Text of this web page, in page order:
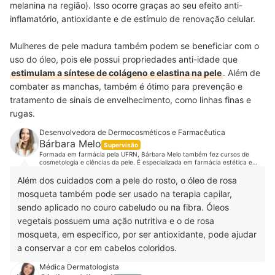
melanina na região). Isso ocorre graças ao seu efeito anti-
inflamatório, antioxidante e de estímulo de renovação celular.
Mulheres de pele madura também podem se beneficiar com o
uso do óleo, pois ele possui propriedades anti-idade que
estimulam a síntese de colágeno e elastina na pele. Além de
combater as manchas, também é ótimo para prevenção e
tratamento de sinais de envelhecimento, como linhas finas e
rugas.
Desenvolvedora de Dermocosméticos e Farmacêutica
Bárbara Melo Supervisão
Formada em farmácia pela UFRN, Bárbara Melo também fez cursos de
cosmetologia e ciências da pele. É especializada em farmácia estética e
responsável pela pesquisa e desenvolvimento de dermocosméticos da
Companhia da Fórmula e realiza palestras e consultoria de cosmetologia e
prescrição para profissionais que atuam na área estética. Conheça mais
Além dos cuidados com a pele do rosto, o óleo de rosa
mosqueta também pode ser usado na terapia capilar,
sendo aplicado no couro cabeludo ou na fibra. Óleos
vegetais possuem uma ação nutritiva e o de rosa
mosqueta, em específico, por ser antioxidante, pode ajudar
a conservar a cor em cabelos coloridos.
Médica Dermatologista